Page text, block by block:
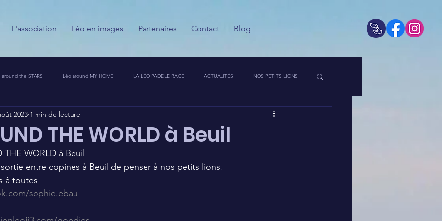
L'association Léo en images Partenaires Contact Blog
around the STARS Léo around MY HOME LA LÉO PADDLE RACE ACTUALITÉS NOS PETITS LIONS
CALENDRIER DES GUERRIERS DU PALAIS
CHALLENGE 🦁🚀
THE WORLD à Beuil
2023 1 min de lecture
WORLD à Beuil
entre copines à Beuil de penser à nos petits lions.
à toutes
sophie.ebau